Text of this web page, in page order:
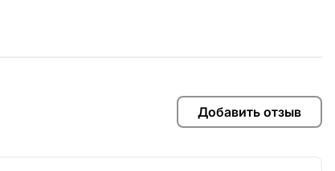
Добавить отзыв